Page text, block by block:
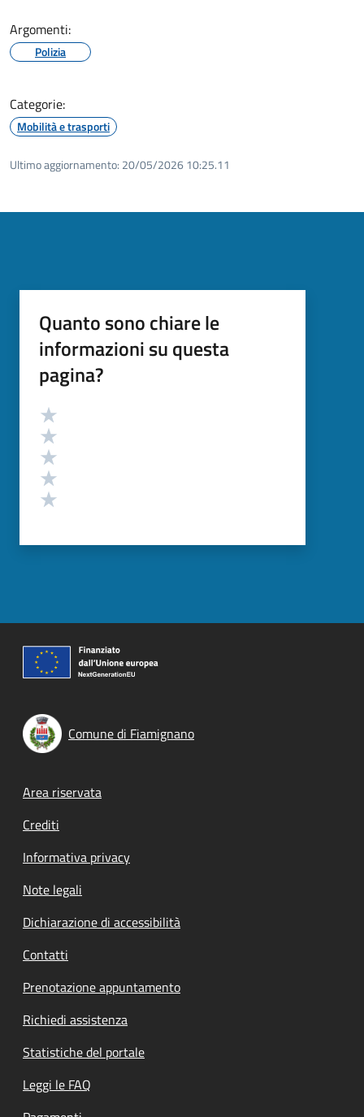
Argomenti:
Polizia
Categorie:
Mobilità e trasporti
Ultimo aggiornamento: 20/05/2026 10:25.11
Quanto sono chiare le
informazioni su questa
pagina?
Valutazione
Comune di Fiamignano
Footer menu
Area riservata
Crediti
Informativa privacy
Note legali
Dichiarazione di accessibilità
Contatti
Prenotazione appuntamento
Richiedi assistenza
Statistiche del portale
Leggi le FAQ